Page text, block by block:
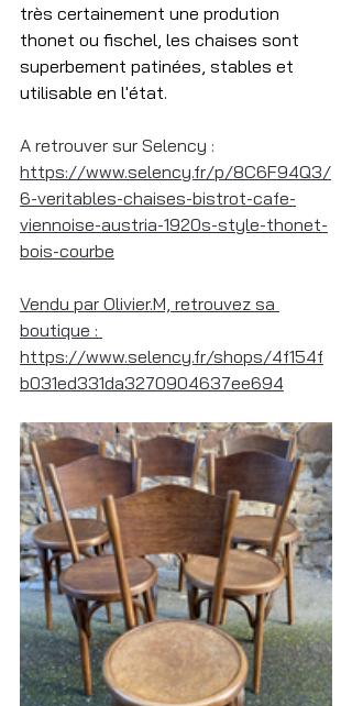
très certainement une prodution
thonet ou fischel, les chaises sont
superbement patinées, stables et
utilisable en l'état.
A retrouver sur Selency :
https://www.selency.fr/p/8C6F94Q3/
6-veritables-chaises-bistrot-cafe-
viennoise-austria-1920s-style-thonet-
bois-courbe
Vendu par Olivier.M, retrouvez sa
boutique :
https://www.selency.fr/shops/4f154f
b031ed331da3270904637ee694